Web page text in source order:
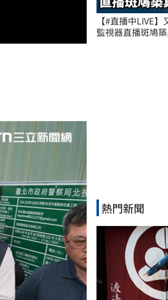
【#直播中LIVE
監視器直播斑鳩
熱門新聞